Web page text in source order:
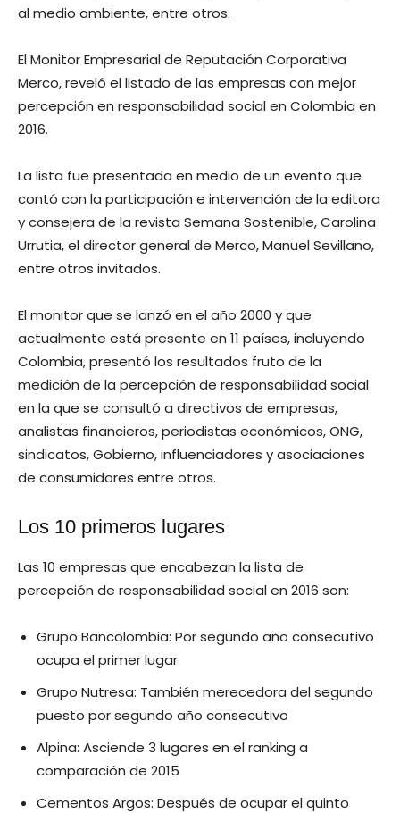
al medio ambiente, entre otros.
El Monitor Empresarial de Reputación Corporativa
Merco, reveló el listado de las empresas con mejor
percepción en responsabilidad social en Colombia en
2016.
La lista fue presentada en medio de un evento que
contó con la participación e intervención de la editora
y consejera de la revista Semana Sostenible, Carolina
Urrutia, el director general de Merco, Manuel Sevillano,
entre otros invitados.
El monitor que se lanzó en el año 2000 y que
actualmente está presente en 11 países, incluyendo
Colombia, presentó los resultados fruto de la
medición de la percepción de responsabilidad social
en la que se consultó a directivos de empresas,
analistas financieros, periodistas económicos, ONG,
sindicatos, Gobierno, influenciadores y asociaciones
de consumidores entre otros.
Los 10 primeros lugares
Las 10 empresas que encabezan la lista de
percepción de responsabilidad social en 2016 son:
Grupo Bancolombia: Por segundo año consecutivo
ocupa el primer lugar
Grupo Nutresa: También merecedora del segundo
puesto por segundo año consecutivo
Alpina: Asciende 3 lugares en el ranking a
comparación de 2015
Cementos Argos: Después de ocupar el quinto